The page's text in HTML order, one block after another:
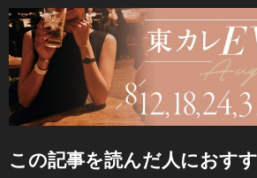
この記事を読んだ人におす